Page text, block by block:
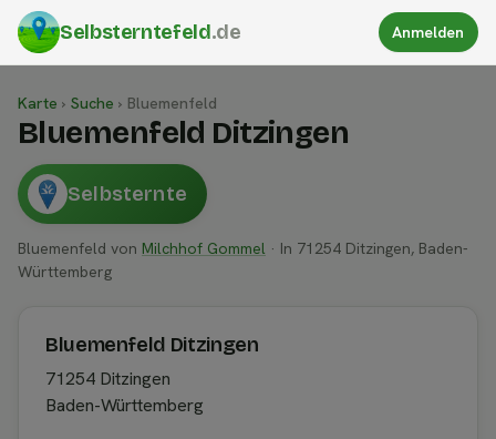
Selbsterntefeld.de Anmelden
Karte › Suche › Bluemenfeld
Bluemenfeld Ditzingen
Selbsternte
Bluemenfeld von Milchhof Gommel · In 71254 Ditzingen, Baden-
Württemberg
Bluemenfeld Ditzingen
71254 Ditzingen
Baden-Württemberg